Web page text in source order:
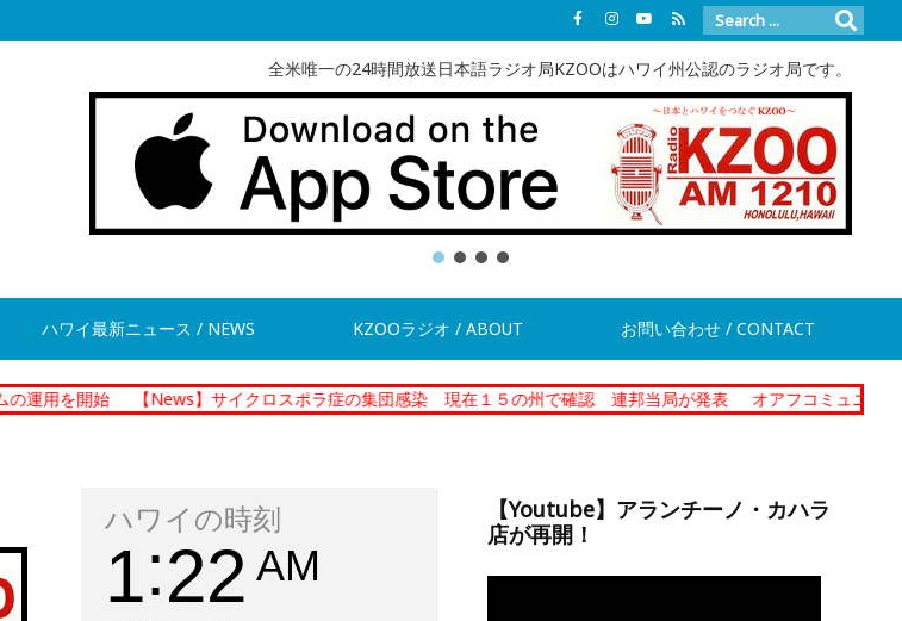
全米唯一の24時間放送日本語ラジオ局KZOOはハワイ州公認のラジオ局です。
ハワイ最新ニュース / NEWS KZOOラジオ / ABOUT お問い合わせ / CONTACT
【News】サイクロスポラ症の集団感染 現在１５の州で確認 連邦当局が発表 オアフコミュニティーコレクシ
ハワイの時刻
1 22 AM
【Youtube】アランチーノ・カハラ
店が再開！